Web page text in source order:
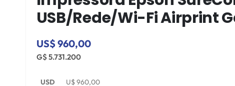
USB/Rede/Wi-Fi Airprint
US$ 960,00
G$ 5.731.200
USD U$960,00